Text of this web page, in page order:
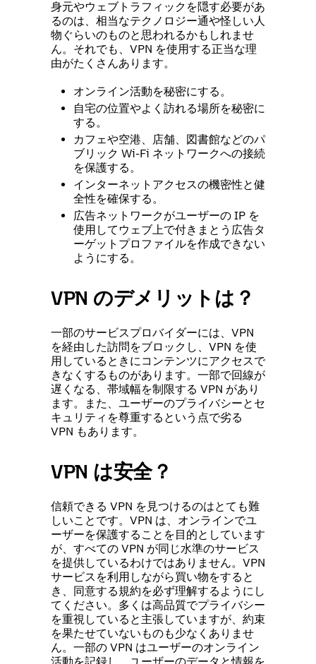
身元やウェブトラフィックを隠す必要があ
るのは、相当なテクノロジー通や怪しい人
物ぐらいのものと思われるかもしれませ
ん。それでも、VPN を使用する正当な理
由がたくさんあります。
オンライン活動を秘密にする。
自宅の位置やよく訪れる場所を秘密に
する。
カフェや空港、店舗、図書館などのパ
ブリック Wi-Fi ネットワークへの接続
を保護する。
インターネットアクセスの機密性と健
全性を確保する。
広告ネットワークがユーザーの IP を
使用してウェブ上で付きまとう広告タ
ーゲットプロファイルを作成できない
ようにする。
VPN のデメリットは？
一部のサービスプロバイダーには、VPN
を経由した訪問をブロックし、VPN を使
用しているときにコンテンツにアクセスで
きなくするものがあります。一部で回線が
遅くなる、帯域幅を制限する VPN があり
ます。また、ユーザーのプライバシーとセ
キュリティを尊重するという点で劣る
VPN もあります。
VPN は安全？
信頼できる VPN を見つけるのはとても難
しいことです。VPN は、オンラインでユ
ーザーを保護することを目的としています
が、すべての VPN が同じ水準のサービス
を提供しているわけではありません。VPN
サービスを利用しながら買い物をすると
き、同意する規約を必ず理解するようにし
てください。多くは高品質でプライバシー
を重視していると主張していますが、約束
を果たせていないものも少なくありませ
ん。一部の VPN はユーザーのオンライン